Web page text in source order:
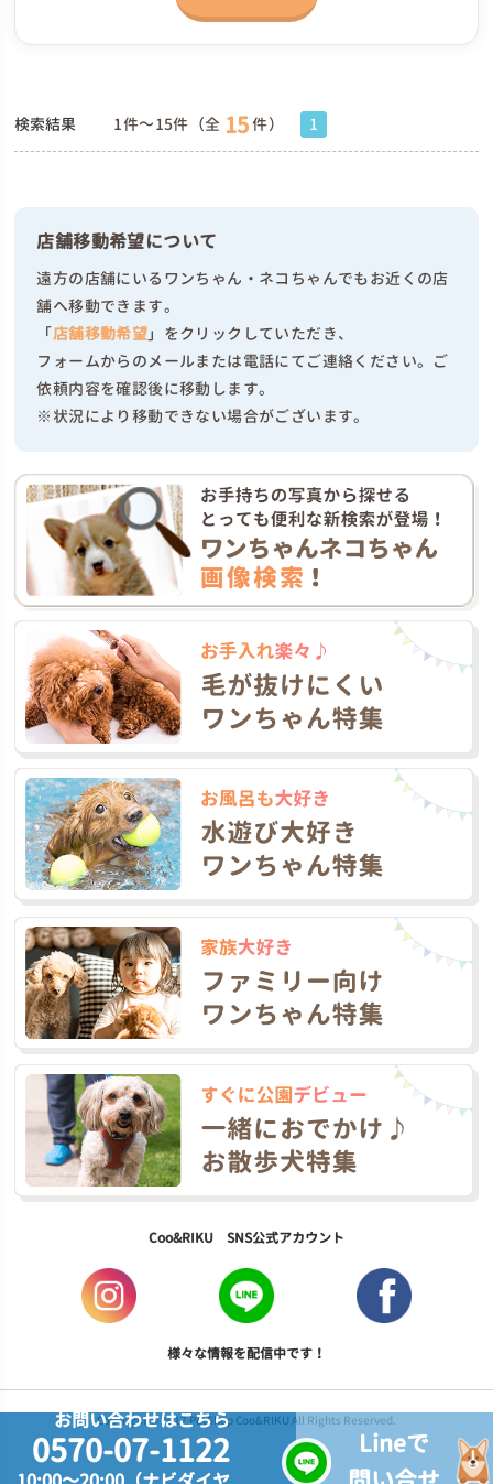
検索結果 1件～15件（全 15件） 1
店舗移動希望について
遠方の店舗にいるワンちゃん・ネコちゃんでもお近くの店
舗へ移動できます。
「店舗移動希望」をクリックしていただき、
フォームからのメールまたは電話にてご連絡ください。ご
依頼内容を確認後に移動します。
※状況により移動できない場合がございます。
お問い合わせはこちら
0570-07-1122
Lineで
Coo&RIKU SNS公式アカウント
様々な情報を配信中です！
Copyright © 2017 PetShop Coo&RIKU All Rights Reserved.